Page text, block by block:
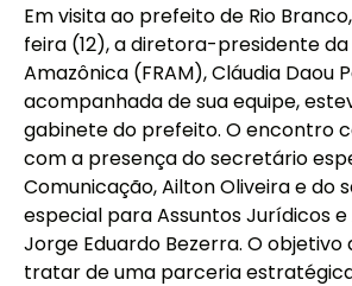
Em visita ao prefeito de Rio
feira (12), a diretora-presidente da
Amazônica (FRAM), Cláudia Daou
acompanhada de sua equipe,
gabinete do prefeito. O encontro
com a presença do secretário
Comunicação, Ailton Oliveira e do
especial para Assuntos Jurídicos e
Jorge Eduardo Bezerra. O objetivo
tratar de uma parceria